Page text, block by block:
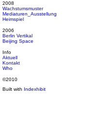
2008
Wachstumsmuster
Mediaturen_Ausstellung
Heimspiel
2006
Berlin Vertikal
Beijing Space
Info
Aktuell
Kontakt
Who
©2010
Built with Indexhibit